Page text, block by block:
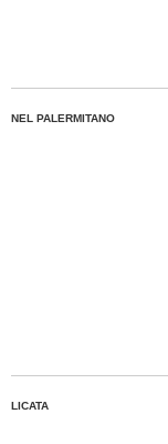
NEL PALERMITANO
LICATA